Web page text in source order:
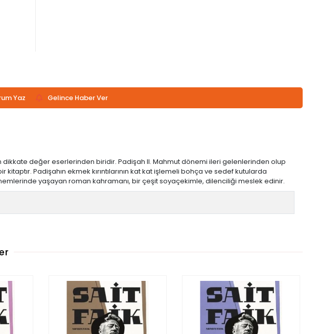
Yaz Gelince Haber Ver
dikkate değer eserlerinden biridir. Padişah II. Mahmut dönemi ileri gelenlerinden olup
Padişahın ekmek kırıntılarının kat kat işlemeli bohça ve sedef kutularda
yaşayan roman kahramanı, bir çeşit soyaçekimle, dilenciliği meslek edinir.